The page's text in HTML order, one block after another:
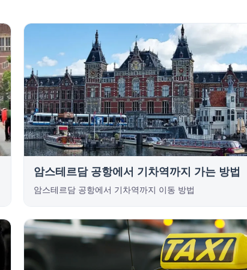
암스테르담 공항에서 기차역까지 가는 방법
암스테르담 공항에서 기차역까지 이동 방법